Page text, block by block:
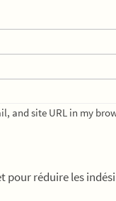
and site URL in my
pour réduire les